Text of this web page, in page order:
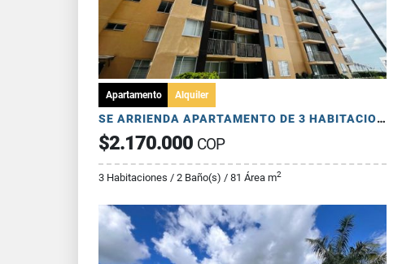
Apartamento Alquiler
SE ARRIENDA APARTAMENTO DE 3 HABITACIONES - AV 19 NORTE
$2.170.000 COP
3 Habitaciones / 2 Baño(s) / 81 Área m2